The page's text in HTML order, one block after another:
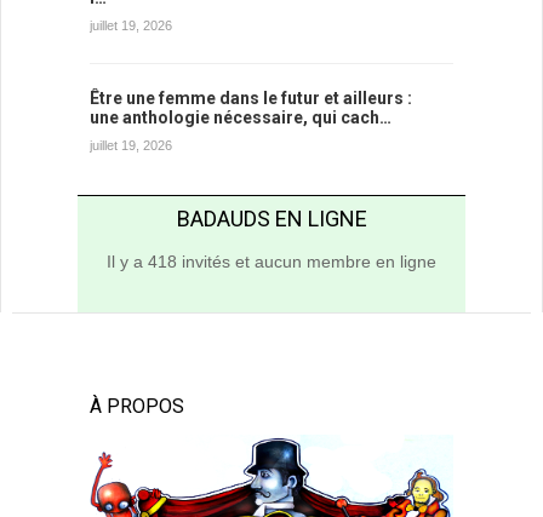
juillet 19, 2026
Être une femme dans le futur et ailleurs :
une anthologie nécessaire, qui cach…
juillet 19, 2026
BADAUDS EN LIGNE
Il y a 418 invités et aucun membre en ligne
À PROPOS